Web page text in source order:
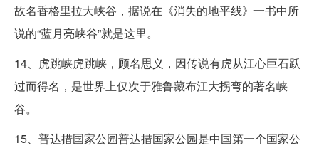
故名香格里拉大峡谷，据说在《消失的地平线》一书中所
说的“蓝月亮峡谷”就是这里。
14、虎跳峡虎跳峡，顾名思义，因传说有虎从江心巨石跃
过而得名，是世界上仅次于雅鲁藏布江大拐弯的著名峡
谷。
15、普达措国家公园普达措国家公园是中国第一个国家公